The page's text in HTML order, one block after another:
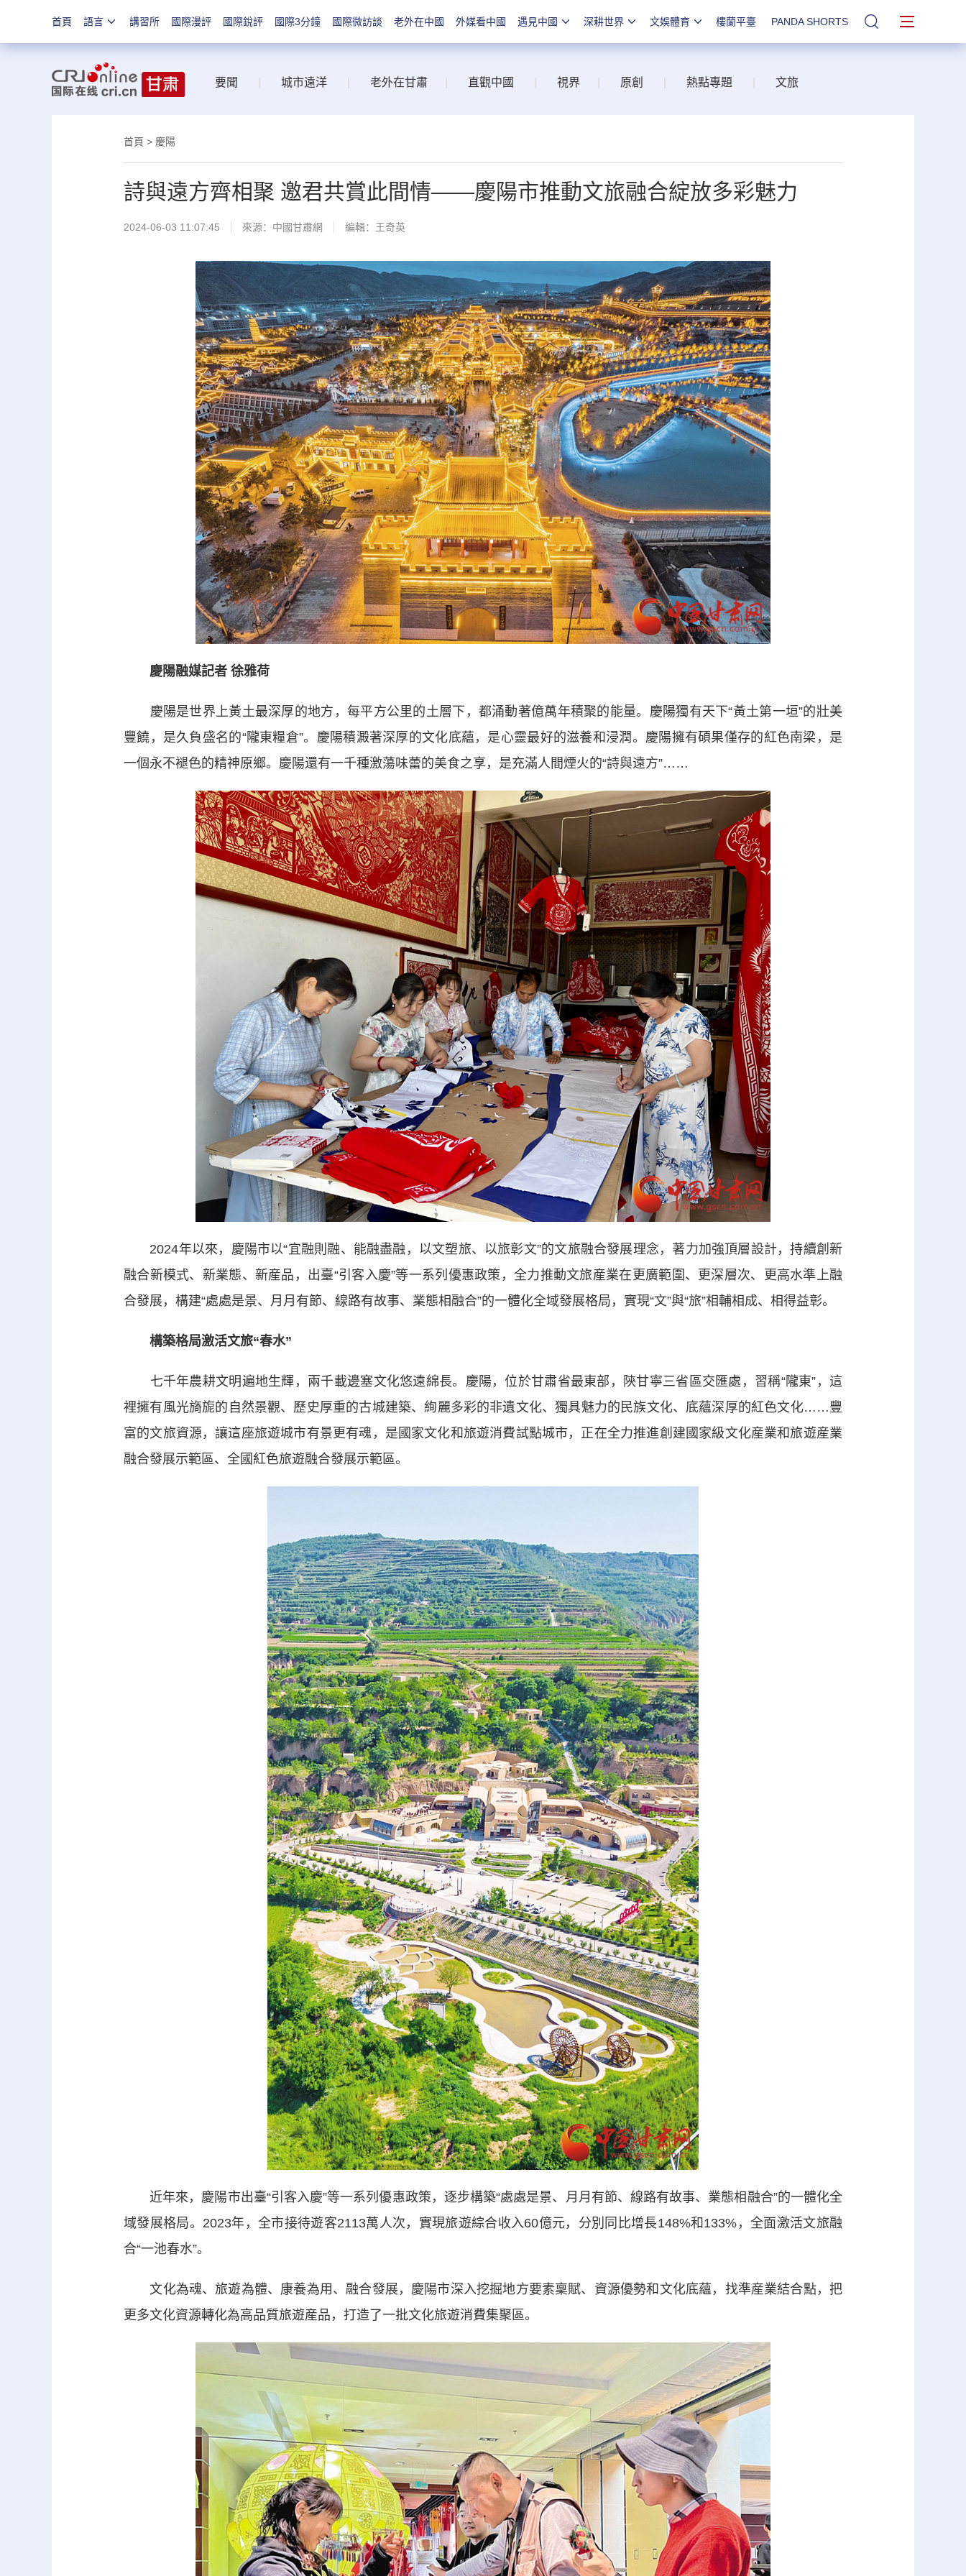
首頁 語言 講習所 國際漫評 國際銳評 國際3分鐘 國際微訪談 老外在中國 外媒看中國 遇見中國 深耕世界 文娛體育 樓蘭平臺 PANDA SHORTS 站內搜索
要聞 城市遠洋 老外在甘肅 直觀中國 視界 原創 熱點專題 文旅
首頁 > 慶陽
詩與遠方齊相聚 邀君共賞此間情——慶陽市推動文旅融合綻放多彩魅力
2024-06-03 11:07:45 來源： 中國甘肅網 編輯：王奇英
慶陽融媒記者 徐雅荷
慶陽是世界上黃土最深厚的地方，每平方公里的土層下，都涌動著億萬年積聚的能量。慶陽獨有天下“黃土第一垣”的壯美
豐饒，是久負盛名的“隴東糧倉”。慶陽積澱著深厚的文化底蘊，是心靈最好的滋養和浸潤。慶陽擁有碩果僅存的紅色南梁，是
一個永不褪色的精神原鄉。慶陽還有一千種激蕩味蕾的美食之享，是充滿人間煙火的“詩與遠方”……
2024年以來，慶陽市以“宜融則融、能融盡融，以文塑旅、以旅彰文”的文旅融合發展理念，著力加強頂層設計，持續創新
融合新模式、新業態、新産品，出臺“引客入慶”等一系列優惠政策，全力推動文旅産業在更廣範圍、更深層次、更高水準上融
合發展，構建“處處是景、月月有節、線路有故事、業態相融合”的一體化全域發展格局，實現“文”與“旅”相輔相成、相得益彰。
構築格局激活文旅“春水”
七千年農耕文明遍地生輝，兩千載邊塞文化悠遠綿長。慶陽，位於甘肅省最東部，陝甘寧三省區交匯處，習稱“隴東”，這
裡擁有風光旖旎的自然景觀、歷史厚重的古城建築、絢麗多彩的非遺文化、獨具魅力的民族文化、底蘊深厚的紅色文化……豐
富的文旅資源，讓這座旅遊城市有景更有魂，是國家文化和旅遊消費試點城市，正在全力推進創建國家級文化産業和旅遊産業
融合發展示範區、全國紅色旅遊融合發展示範區。
近年來，慶陽市出臺“引客入慶”等一系列優惠政策，逐步構築“處處是景、月月有節、線路有故事、業態相融合”的一體化全
域發展格局。2023年，全市接待遊客2113萬人次，實現旅遊綜合收入60億元，分別同比增長148%和133%，全面激活文旅融
合“一池春水”。
文化為魂、旅遊為體、康養為用、融合發展，慶陽市深入挖掘地方要素稟賦、資源優勢和文化底蘊，找準産業結合點，把
更多文化資源轉化為高品質旅遊産品，打造了一批文化旅遊消費集聚區。